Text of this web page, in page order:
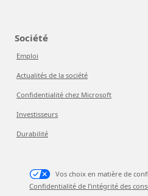
Société
Emploi
Actualités de la société
Confidentialité chez Microsoft
Investisseurs
Durabilité
Vos choix en matière de
Confidentialité de l’intégrité des